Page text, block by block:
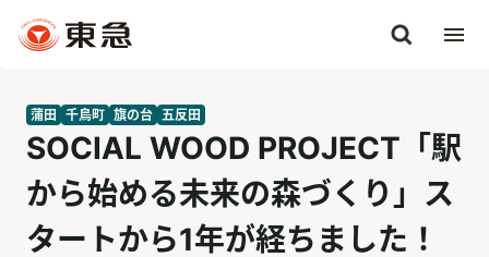
蒲田 千鳥町 旗の台 五反田
SOCIAL WOOD PROJECT「駅
から始める未来の森づくり」ス
タートから1年が経ちました！